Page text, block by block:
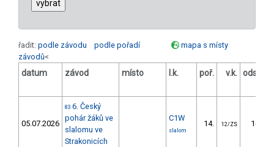
řadit: podle závodu podle pořadí
mapa s místy
závodů<
datum závod místo l.k. poř. v.k. odstup
05.07.2026
83 6. Český
pohár žáků ve
slalomu ve
Strakonicích
C1W
slalom
14. 12/ZS 16.10